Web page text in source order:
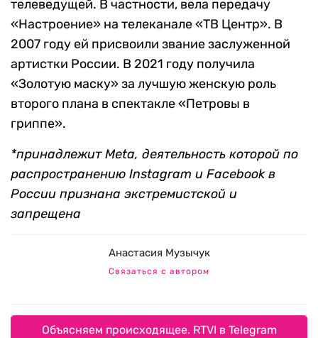
телеведущей. В частности, вела передачу
«Настроение» на телеканале «ТВ Центр». В
2007 году ей присвоили звание заслуженной
артистки России. В 2021 году получила
«Золотую маску» за лучшую женскую роль
второго плана в спектакле «Петровы в
гриппе».
*принадлежит Meta, деятельность которой по
распространению Instagram и Facebook в
России признана экстремистской и
запрещена
Анастасия Музычук
Связаться с автором
Объясняем происходящее. RTVI в Telegram